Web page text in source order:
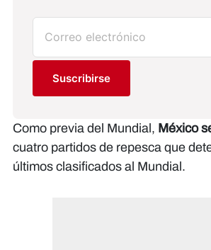
Suscribirse
Como previa del Mundial, México
cuatro partidos de repesca que
últimos clasificados al Mundial.